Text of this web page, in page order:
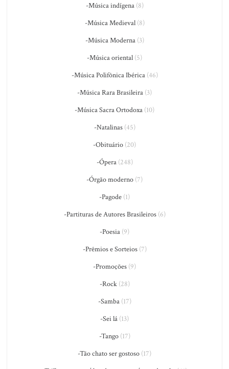
-Música indígena(8)
-Música Medieval(8)
-Música Moderna(3)
-Música oriental (5)
-Música Polifônica Ibérica(46)
-Música Rara Brasileira (3)
-Música Sacra Ortodoxa (10)
-Natalinas(45)
-Obituário (20)
-Ópera(248)
-Órgão moderno (7)
-Pagode (1)
-Partituras de Autores Brasileiros(6)
-Poesia (9)
-Prêmios e Sorteios(7)
-Promoções (9)
-Rock(28)
-Samba(17)
-Sei lá (13)
-Tango(17)
-Tão chato ser gostoso (17)